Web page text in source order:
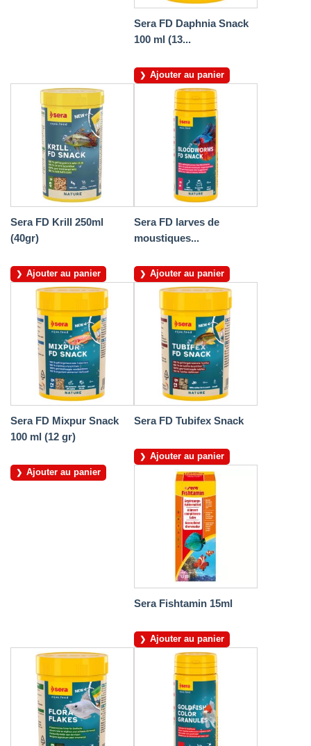
Sera FD Daphnia Snack
100 ml (13...
Ajouter au panier
Sera FD Krill 250ml
(40gr)
Ajouter au panier
Sera FD larves de
moustiques...
Ajouter au panier
Sera FD Mixpur Snack
100 ml (12 gr)
Ajouter au panier
Sera FD Tubifex Snack
Ajouter au panier
Sera Fishtamin 15ml
Ajouter au panier